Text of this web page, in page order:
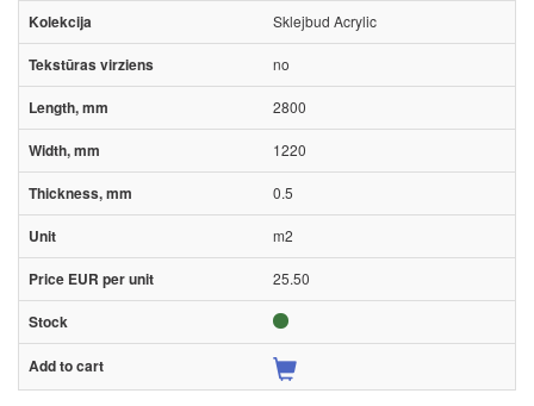
Sklejbud Acrylic
no
2800
1220
0.5
m2
25.50